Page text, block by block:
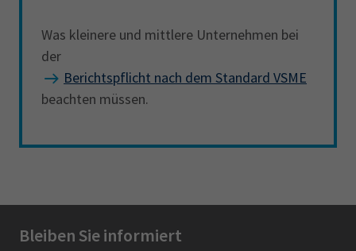
Was kleinere und mittlere Unternehmen bei
der
Berichtspflicht nach dem Standard VSME
beachten müssen.
Bleiben Sie informiert